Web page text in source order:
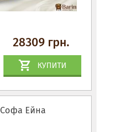
28309 грн.
КУПИТИ
Софа Ейна